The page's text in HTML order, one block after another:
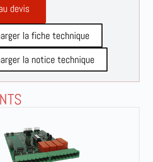
devis
la fiche technique
la notice technique